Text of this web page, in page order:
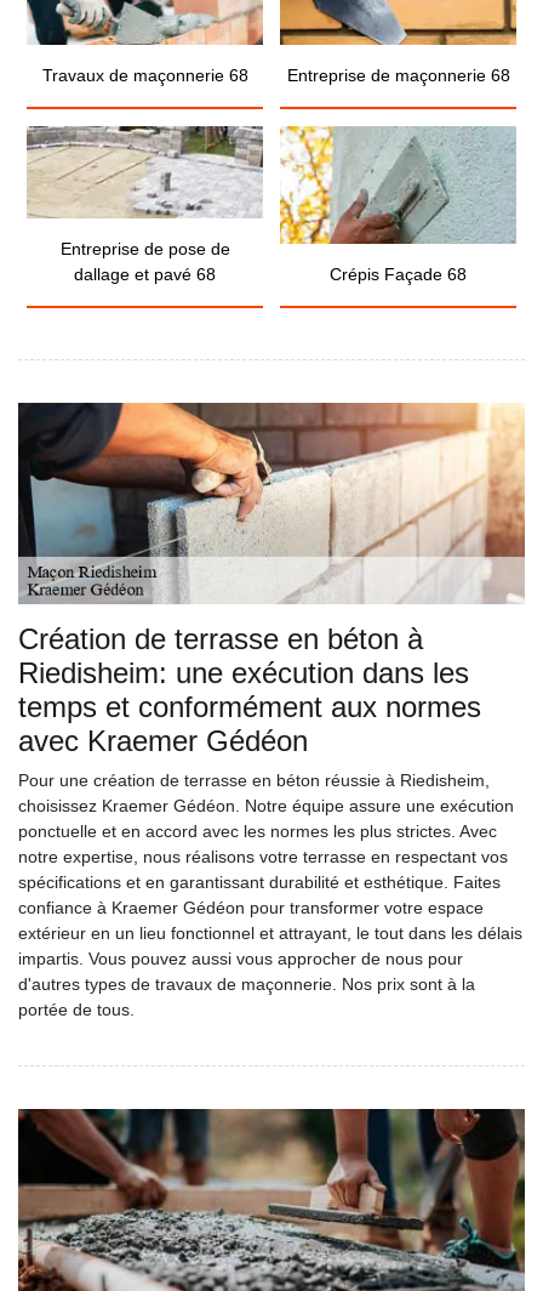
Travaux de maçonnerie 68 Entreprise de maçonnerie 68
Entreprise de pose de
dallage et pavé 68
Crépis Façade 68
Création de terrasse en béton à
Riedisheim: une exécution dans les
temps et conformément aux normes
avec Kraemer Gédéon
Pour une création de terrasse en béton réussie à Riedisheim,
choisissez Kraemer Gédéon. Notre équipe assure une exécution
ponctuelle et en accord avec les normes les plus strictes. Avec
notre expertise, nous réalisons votre terrasse en respectant vos
spécifications et en garantissant durabilité et esthétique. Faites
confiance à Kraemer Gédéon pour transformer votre espace
extérieur en un lieu fonctionnel et attrayant, le tout dans les délais
impartis. Vous pouvez aussi vous approcher de nous pour
d'autres types de travaux de maçonnerie. Nos prix sont à la
portée de tous.